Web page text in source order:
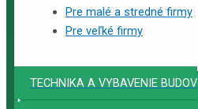
Pre malé a stredné firmy
Pre veľké firmy
TECHNIKA A VYBAVENIE BUDOV